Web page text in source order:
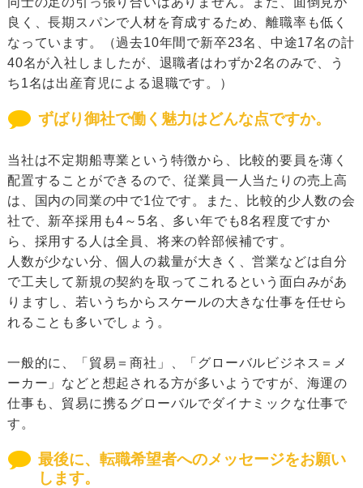
良く、長期スパンで人材を育成するため、離職率も低く
なっています。（過去10年間で新卒23名、中途17名の計
40名が入社しましたが、退職者はわずか2名のみで、う
ち1名は出産育児による退職です。）
ずばり御社で働く魅力はどんな点ですか。
当社は不定期船専業という特徴から、比較的要員を薄く
配置することができるので、従業員一人当たりの売上高
は、国内の同業の中で1位です。また、比較的少人数の会
社で、新卒採用も4～5名、多い年でも8名程度ですか
ら、採用する人は全員、将来の幹部候補です。
人数が少ない分、個人の裁量が大きく、営業などは自分
で工夫して新規の契約を取ってこれるという面白みがあ
りますし、若いうちからスケールの大きな仕事を任せら
れることも多いでしょう。
一般的に、「貿易＝商社」、「グローバルビジネス＝メ
ーカー」などと想起される方が多いようですが、海運の
仕事も、貿易に携るグローバルでダイナミックな仕事で
す。
最後に、転職希望者へのメッセージをお願い
します。